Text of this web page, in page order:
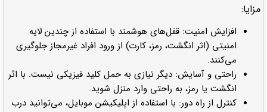
مزایا:
افزایش امنیت: قفل‌های هوشمند با استفاده از چندین لایه
امنیتی (اثر انگشت، رمز، کارت) از ورود افراد غیرمجاز جلوگیری
می‌کنند.
راحتی و آسایش: دیگر نیازی به حمل کلید فیزیکی نیست. با اثر
انگشت یا رمز، به راحتی وارد منزل شوید.
کنترل از راه دور: با استفاده از اپلیکیشن موبایل، می‌توانید درب